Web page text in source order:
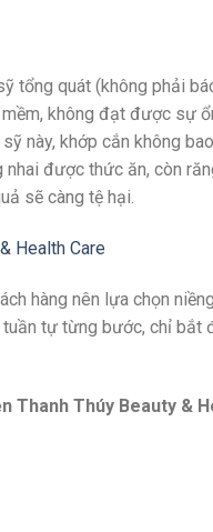
tổng quát (không phải
không đạt được sự
này, khớp cắn không
nhai được thức ăn, còn
sẽ càng tệ hại.
Health Care
hàng nên lựa chọn
tuần tự từng bước, chỉ bắt
Thanh Thúy Beauty &